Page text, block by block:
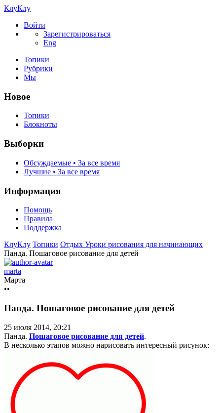
КлуКлу
Войти
Зарегистрироваться
Eng
Топики
Рубрики
Мы
Новое
Топики
Блокноты
Выборки
Обсуждаемые • За все время
Лучшие • За все время
Информация
Помощь
Правила
Поддержка
КлуКлу Топики Отдых Уроки рисования для начинающих
Панда. Пошаговое рисование для детей
marta
Марта
••
Панда. Пошаговое рисование для детей
25 июля 2014, 20:21
Панда. Пошаговое рисование для детей.
В несколько этапов можно нарисовать интересный рисунок: